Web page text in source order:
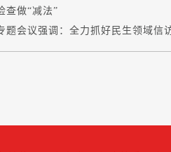
查做“减法”
题会议强调：全力抓好民生领域信